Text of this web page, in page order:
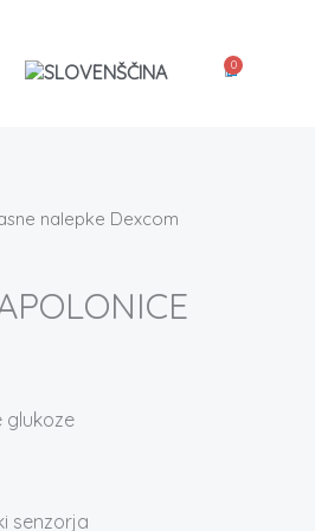
0
Košarica
nalepke Dexcom
glukoze
senzorja